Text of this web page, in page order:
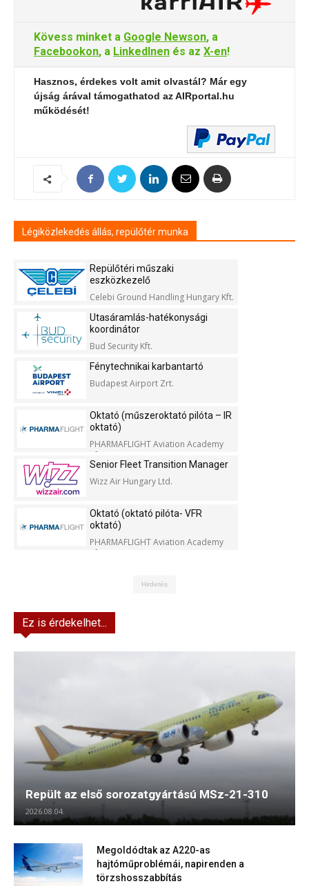
Kövess minket a Google Newson, a
Facebookon, a LinkedInen és az X-en!
Hasznos, érdekes volt amit olvastál? Már egy
újság árával támogathatod az AIRportal.hu
működését!
Légiközlekedés állás, repülőtér munka
Repülőtéri műszaki
eszközkezelő
Celebi Ground Handling Hungary Kft.
Utasáramlás-hatékonysági
koordinátor
Bud Security Kft.
Fénytechnikai karbantartó
Budapest Airport Zrt.
Oktató (műszeroktató pilóta – IR
oktató)
PHARMAFLIGHT Aviation Academy
Kft.
Senior Fleet Transition Manager
Wizz Air Hungary Ltd.
Oktató (oktató pilóta- VFR
oktató)
PHARMAFLIGHT Aviation Academy
Kft.
Hirdetés
Ez is érdekelhet...
Repült az első sorozatgyártású MSz-21-310
2026.08.04.
Megoldódtak az A220-as
hajtóműproblémái, napirenden a
törzshosszabbítás